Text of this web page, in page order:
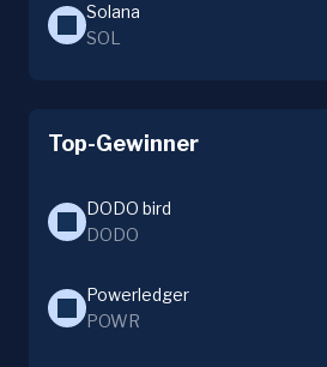
Solana
SOL
Top-Gewinner
DODO bird
DODO
Powerledger
POWR